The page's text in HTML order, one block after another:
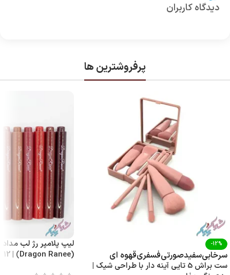
دیدگاه کاربران
پرفروشترین ها
-12%
سرخابیسفیدصورتیفسفریقهوه ای
ست براش 5 تایی آینه‌ دار با طراحی شیک |
لیپ پلامپر رژ لب
(Dragon Ranee) | 12 رنگ با پیگمنت بالا